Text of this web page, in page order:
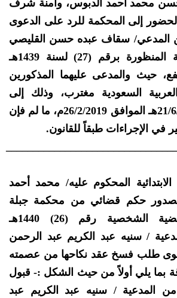
محمد أحمد الدبوس، وآمنة شرف
إلى المحكمة للرد على الدعوى
المدعي/ سقاف عبده حسن القليصي
في القضية المدنية المنظورة برقم (27) لسنة 1439هـ
والمدعى عليهما المذكورين
السعودية مغترب، وذلك إلى
جلسة الثلاثاء 21/6/1440هـ الموافق 26/2/2019م، ما لم فإن
الإجراءات طبقاً للقانون.
المحكوم عليه/ محمد أحمد
حكم قضائي من محكمة جبلة
الابتدائية في القضية الشخصية رقم (26) 1440هـ
/ سنيه عبد الكريم عبد الرحمن
طلب فسخ عقد نكاحها من عصمته
بما يلي أولاً من حيث الشكل :- قبول
من المدعية / سنيه عبد الكريم عبد